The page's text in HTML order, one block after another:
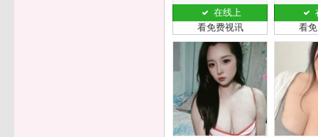
在线上
看免费视讯
看